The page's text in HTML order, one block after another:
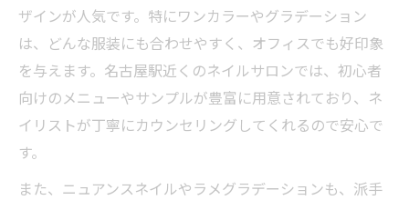
ザインが人気です。特にワンカラーやグラデーション
は、どんな服装にも合わせやすく、オフィスでも好印象
を与えます。名古屋駅近くのネイルサロンでは、初心者
向けのメニューやサンプルが豊富に用意されており、ネ
イリストが丁寧にカウンセリングしてくれるので安心で
す。
また、ニュアンスネイルやラメグラデーションも、派手